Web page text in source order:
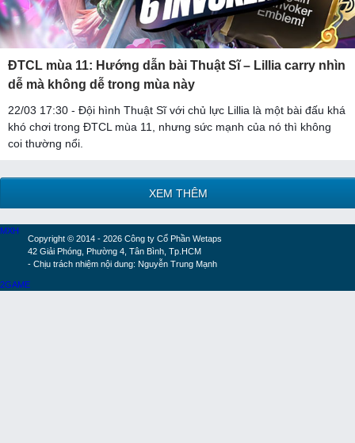
ĐTCL mùa 11: Hướng dẫn bài Thuật Sĩ – Lillia carry nhìn
dễ mà không dễ trong mùa này
22/03 17:30 - Đội hình Thuật Sĩ với chủ lực Lillia là một bài đấu khá
khó chơi trong ĐTCL mùa 11, nhưng sức mạnh của nó thì không
coi thường nổi.
XEM THÊM
Copyright © 2014 - 2026 Công ty Cổ Phần Wetaps
42 Giải Phóng, Phường 4, Tân Bình, Tp.HCM
- Chịu trách nhiệm nội dung: Nguyễn Trung Mạnh
MXH
2GAME